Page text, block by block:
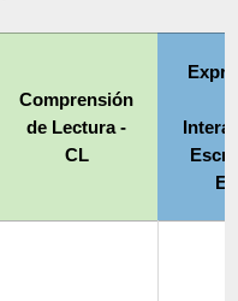
Comprensión
de Lectura -
CL